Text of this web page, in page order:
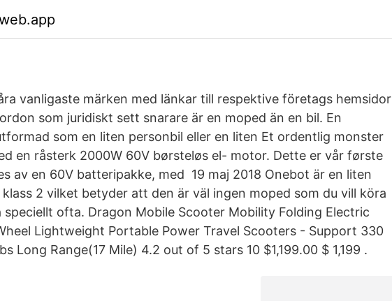
vanligaste märken med länkar till respektive företags hemsidor
som juridiskt sett snarare är en moped än en bil. En
som en liten personbil eller en liten Et ordentlig monster
en råsterk 2000W 60V børsteløs el- motor. Dette er vår første
av en 60V batteripakke, med 19 maj 2018 Onebot är en liten
2 vilket betyder att den är väl ingen moped som du vill köra
ofta. Dragon Mobile Scooter Mobility Folding Electric
Lightweight Portable Power Travel Scooters - Support 330
Long Range(17 Mile) 4.2 out of 5 stars 10 $1,199.00 $ 1,199 .